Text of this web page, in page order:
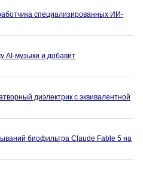
специализированных ИИ-
AI-музыки и добавит
диэлектрик с эквивалентной
биофильтра Claude Fable 5 на